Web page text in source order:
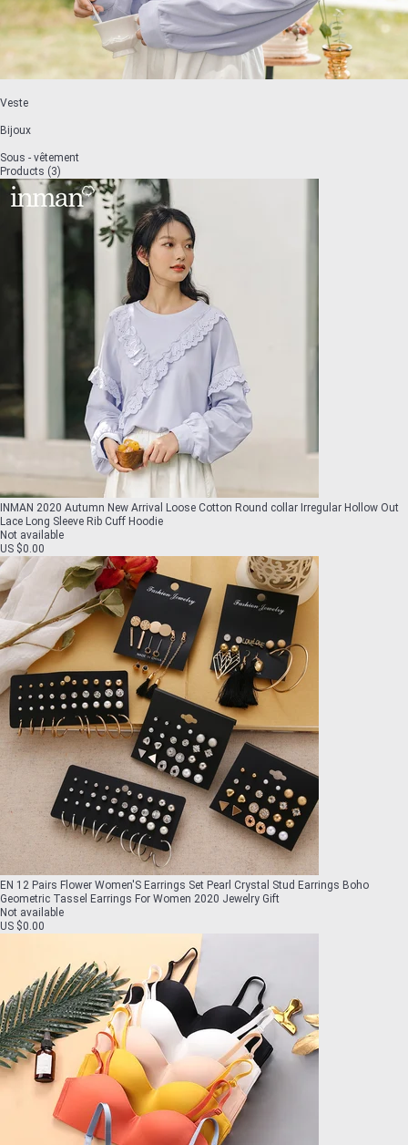
Veste
Bijoux
Sous - vêtement
Products (3)
INMAN 2020 Autumn New Arrival Loose Cotton Round collar Irregular Hollow Out
Lace Long Sleeve Rib Cuff Hoodie
Not available
US $0.00
EN 12 Pairs Flower Women'S Earrings Set Pearl Crystal Stud Earrings Boho
Geometric Tassel Earrings For Women 2020 Jewelry Gift
Not available
US $0.00